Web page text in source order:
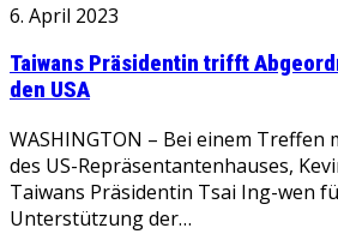
6. April 2023
Taiwans Präsidentin trifft
den USA
WASHINGTON – Bei einem Treffen
des US-Repräsentantenhauses,
Taiwans Präsidentin Tsai Ing-wen
Unterstützung der…